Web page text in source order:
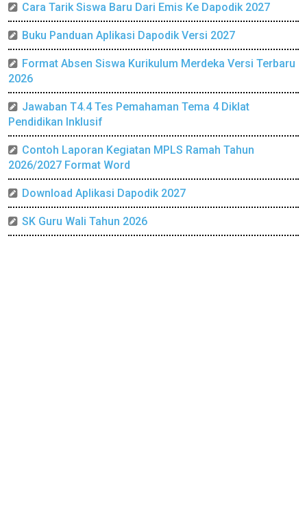
Cara Tarik Siswa Baru Dari Emis Ke Dapodik 2027
Buku Panduan Aplikasi Dapodik Versi 2027
Format Absen Siswa Kurikulum Merdeka Versi Terbaru
2026
Jawaban T4.4 Tes Pemahaman Tema 4 Diklat
Pendidikan Inklusif
Contoh Laporan Kegiatan MPLS Ramah Tahun
2026/2027 Format Word
Download Aplikasi Dapodik 2027
SK Guru Wali Tahun 2026